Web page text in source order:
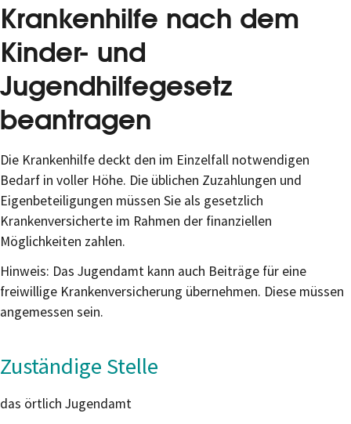
Krankenhilfe nach dem
Kinder- und
Jugendhilfegesetz
beantragen
Die Krankenhilfe deckt den im Einzelfall notwendigen
Bedarf in voller Höhe. Die üblichen Zuzahlungen und
Eigenbeteiligungen müssen Sie als gesetzlich
Krankenversicherte im Rahmen der finanziellen
Möglichkeiten zahlen.
Hinweis: Das Jugendamt kann auch Beiträge für eine
freiwillige Krankenversicherung übernehmen. Diese müssen
angemessen sein.
Zuständige Stelle
das örtlich Jugendamt